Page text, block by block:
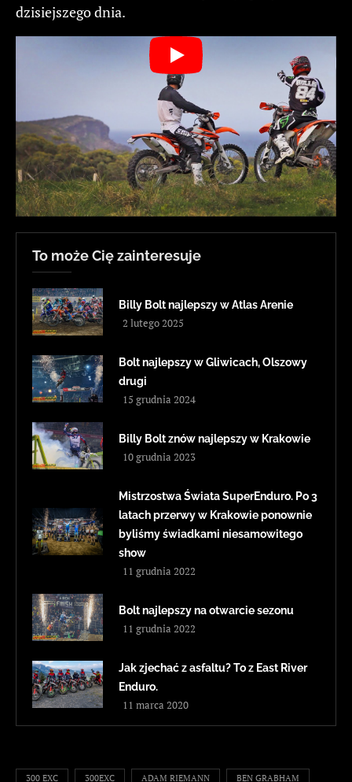
dzisiejszego dnia.
To może Cię zainteresuje
Billy Bolt najlepszy w Atlas Arenie
2 lutego 2025
Bolt najlepszy w Gliwicach, Olszowy
drugi
15 grudnia 2024
Billy Bolt znów najlepszy w Krakowie
10 grudnia 2023
Mistrzostwa Świata SuperEnduro. Po 3
latach przerwy w Krakowie ponownie
byliśmy świadkami niesamowitego
show
11 grudnia 2022
Bolt najlepszy na otwarcie sezonu
11 grudnia 2022
Jak zjechać z asfaltu? To z East River
Enduro.
11 marca 2020
300 EXC 300EXC ADAM RIEMANN BEN GRABHAM